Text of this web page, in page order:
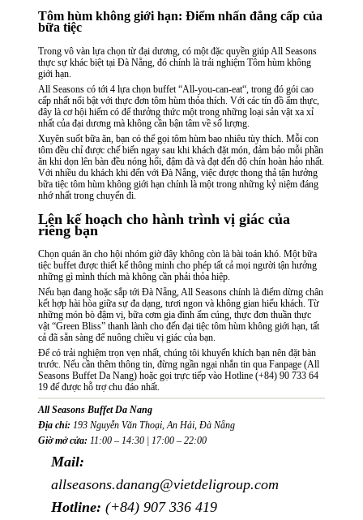
Tôm hùm không giới hạn: Điểm nhấn đẳng cấp của
bữa tiệc
Trong vô vàn lựa chọn từ đại dương, có một đặc quyền giúp All Seasons
thực sự khác biệt tại Đà Nẵng, đó chính là trải nghiệm Tôm hùm không
giới hạn.
All Seasons có tới 4 lựa chọnbuffet “All-you-can-eat“, trong đó gói cao
cấp nhất nổi bật với thực đơn tôm hùm thỏa thích. Với các tín đồ ẩm thực,
đây là cơ hội hiếm có để thưởng thức một trong những loại sản vật xa xỉ
nhất của đại dương mà không cần bận tâm về số lượng.
Xuyên suốt bữa ăn, bạn có thể gọi tôm hùm bao nhiêu tùy thích. Mỗi con
tôm đều chỉ được chế biến ngay sau khi khách đặt món, đảm bảo mỗi phần
ăn khi dọn lên bàn đều nóng hổi, đậm đà và đạt đến độ chín hoàn hảo nhất.
Với nhiều du khách khi đến với Đà Nẵng, việc được thong thả tận hưởng
bữa tiệc tôm hùm không giới hạn chính là một trong những kỷ niệm đáng
nhớ nhất trong chuyến đi.
Lên kế hoạch cho hành trình vị giác của
riêng bạn
Chọn quán ăn cho hội nhóm giờ đây không còn là bài toán khó. Một bữa
tiệc buffet được thiết kế thông minh cho phép tất cả mọi người tận hưởng
những gì mình thích mà không cần phải thỏa hiệp.
Nếu bạn đang hoặc sắptới Đà Nẵng, All Seasons chính là điểm dừng chân
kết hợp hài hòa giữa sự đa dạng, tươi ngon và không gian hiếu khách. Từ
những món bò đậm vị, bữa cơm gia đình ấm cúng, thực đơn thuần thực
vật “Green Bliss” thanh lành cho đến đại tiệc tôm hùm không giới hạn, tất
cả đã sẵn sàng để nuông chiều vị giác của bạn.
Để có trải nghiệm trọn vẹn nhất, chúng tôi khuyến khích bạn nên đặt bàn
trước. Nếu cần thêm thông tin, đừng ngần ngại nhắn tin qua Fanpage (All
Seasons Buffet Da Nang) hoặc gọi trực tiếp vào Hotline (+84) 90 733 64
19 để được hỗ trợ chu đáo nhất.
All Seasons Buffet Da Nang
Địa chỉ: 193 Nguyễn Văn Thoại, An Hải, Đà Nẵng
Giờ mở cửa: 11:00 – 14:30 | 17:00 – 22:00
Mail:
allseasons.danang@vietdeligroup.com
Hotline: (+84) 907 336 419